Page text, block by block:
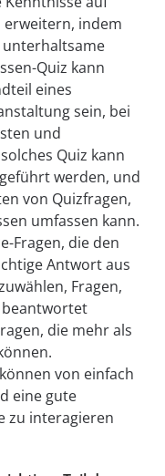
indem
Quiz kann
eines
sein, bei
und
Quiz kann
werden, und
von Quizfragen,
umfassen kann.
Fragen, die den
Antwort aus
Fragen,
die mehr als
von einfach
eine gute
zu interagieren